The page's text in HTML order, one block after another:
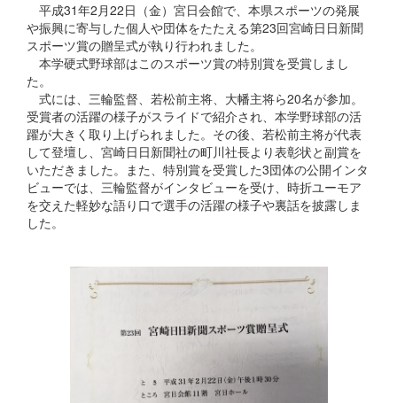
平成31年2月22日（金）宮日会館で、本県スポーツの発展
や振興に寄与した個人や団体をたたえる第23回宮崎日日新聞
スポーツ賞の贈呈式が執り行われました。
本学硬式野球部はこのスポーツ賞の特別賞を受賞しまし
た。
式には、三輪監督、若松前主将、大幡主将ら20名が参加。
受賞者の活躍の様子がスライドで紹介され、本学野球部の活
躍が大きく取り上げられました。その後、若松前主将が代表
して登壇し、宮崎日日新聞社の町川社長より表彰状と副賞を
いただきました。また、特別賞を受賞した3団体の公開インタ
ビューでは、三輪監督がインタビューを受け、時折ユーモア
を交えた軽妙な語り口で選手の活躍の様子や裏話を披露しま
した。